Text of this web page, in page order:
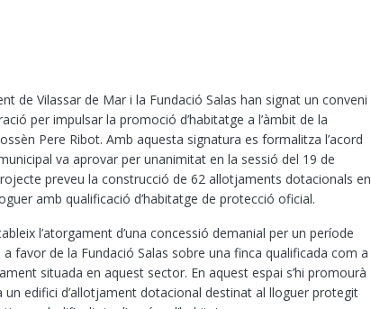
de Vilassar de Mar i la Fundació Salas han signat un conveni
per impulsar la promoció d’habitatge a l’àmbit de la
Pere Ribot. Amb aquesta signatura es formalitza l’acord
va aprovar per unanimitat en la sessió del 19 de
preveu la construcció de 62 allotjaments dotacionals en
amb qualificació d’habitatge de protecció oficial.
l’atorgament d’una concessió demanial per un període
a favor de la Fundació Salas sobre una finca qualificada com a
situada en aquest sector. En aquest espai s’hi promourà
un edifici d’allotjament dotacional destinat al lloguer protegit